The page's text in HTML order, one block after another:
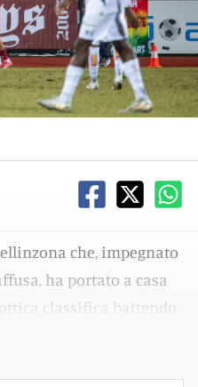
che, impegnato
ha portato a casa
classifica battendo